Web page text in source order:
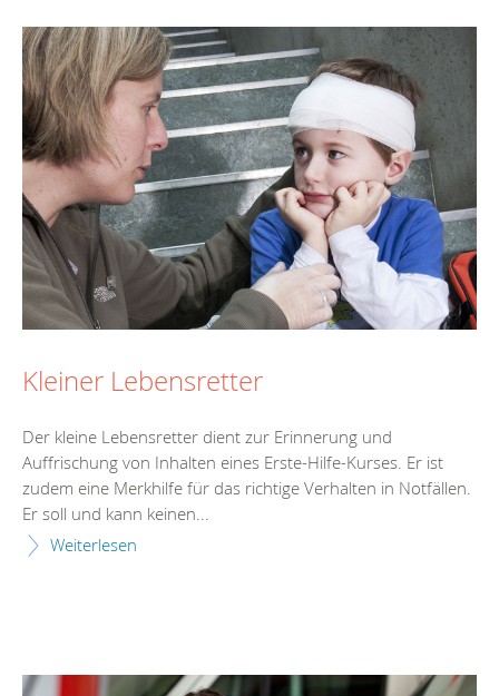
Kleiner Lebensretter
Der kleine Lebensretter dient zur Erinnerung und
Auffrischung von Inhalten eines Erste-Hilfe-Kurses. Er ist
zudem eine Merkhilfe für das richtige Verhalten in Notfällen.
Er soll und kann keinen...
Weiterlesen